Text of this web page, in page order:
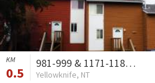
KM
0.5
981-999 & 1171-1180 Gitzel Street
Yellowknife, NT